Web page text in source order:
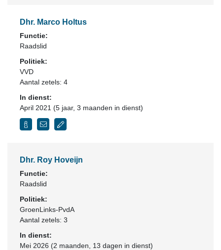
Dhr. Marco Holtus
Functie:
Raadslid
Politiek:
VVD
Aantal zetels: 4
In dienst:
April 2021 (5 jaar, 3 maanden in dienst)
Dhr. Roy Hoveijn
Functie:
Raadslid
Politiek:
GroenLinks-PvdA
Aantal zetels: 3
In dienst:
Mei 2026 (2 maanden, 13 dagen in dienst)